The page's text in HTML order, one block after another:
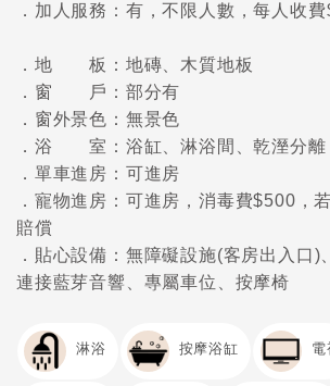
．加人服務：有，不限人數，每人收
．地 板：地磚、木質地板
．窗 戶：部分有
．窗外景色：無景色
．浴 室：浴缸、淋浴間、乾溼分離
．單車進房：可進房
．寵物進房：可進房，消毒費$500，
賠償
．貼心設備：無障礙設施(客房出入口)
連接藍芽音響、專屬車位、按摩椅
淋浴 按摩浴缸 電